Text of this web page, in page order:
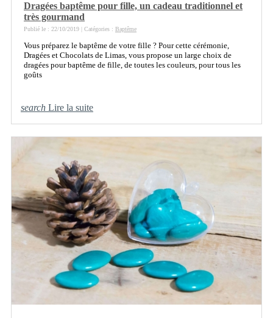
Dragées baptême pour fille, un cadeau traditionnel et
très gourmand
Publié le : 22/10/2019 | Catégories : Baptême
Vous préparez le baptême de votre fille ? Pour cette cérémonie,
Dragées et Chocolats de Limas, vous propose un large choix de
dragées pour baptême de fille, de toutes les couleurs, pour tous les
goûts
search Lire la suite